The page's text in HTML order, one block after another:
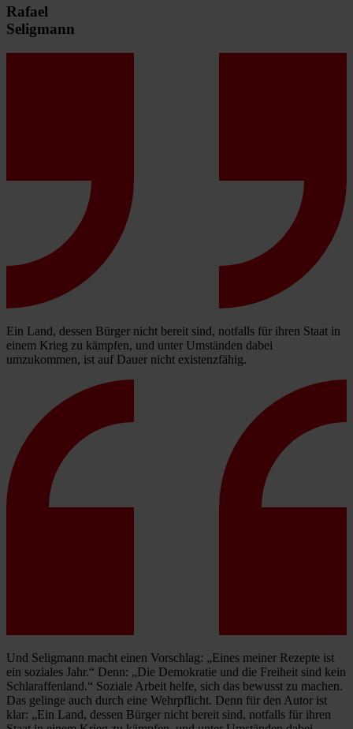
Rafael
Seligmann
Ein Land, dessen Bürger nicht bereit sind, notfalls für ihren Staat in
einem Krieg zu kämpfen, und unter Umständen dabei
umzukommen, ist auf Dauer nicht existenzfähig.
Und Seligmann macht einen Vorschlag: „Eines meiner Rezepte ist
ein soziales Jahr.“ Denn: „Die Demokratie und die Freiheit sind kein
Schlaraffenland.“ Soziale Arbeit helfe, sich das bewusst zu machen.
Das gelinge auch durch eine Wehrpflicht. Denn für den Autor ist
klar: „Ein Land, dessen Bürger nicht bereit sind, notfalls für ihren